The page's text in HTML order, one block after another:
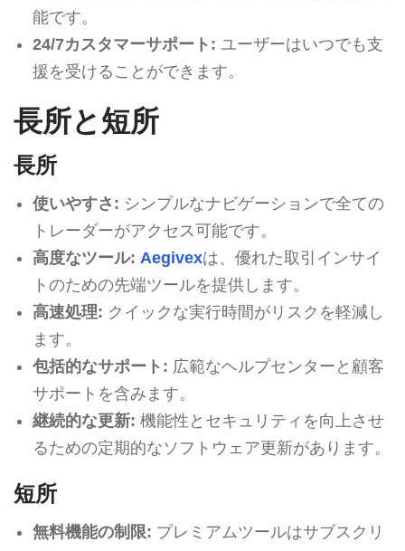
能です。
24/7カスタマーサポート: ユーザーはいつでも支
援を受けることができます。
長所と短所
長所
使いやすさ: シンプルなナビゲーションで全ての
トレーダーがアクセス可能です。
高度なツール: Aegivexは、優れた取引インサイ
トのための先端ツールを提供します。
高速処理: クイックな実行時間がリスクを軽減し
ます。
包括的なサポート: 広範なヘルプセンターと顧客
サポートを含みます。
継続的な更新: 機能性とセキュリティを向上させ
るための定期的なソフトウェア更新があります。
短所
無料機能の制限: プレミアムツールはサブスクリ